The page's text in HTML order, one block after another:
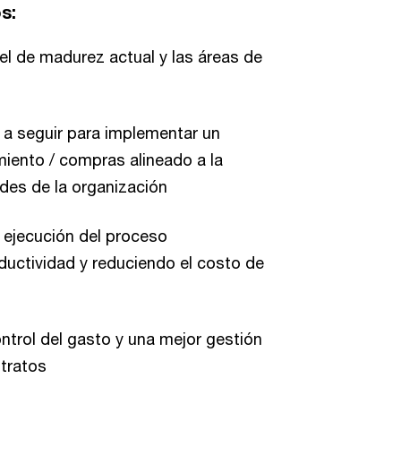
de madurez actual y las áreas de
seguir para implementar un
/ compras alineado a la
de la organización
del proceso
y reduciendo el costo de
del gasto y una mejor gestión